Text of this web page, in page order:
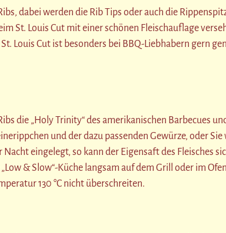
dabei werden die Rib Tips oder auch die
St. Louis Cut mit einer schönen Fleischauflage
Louis Cut ist besonders bei BBQ-Liebhabern gern
die „Holy Trinity“ des amerikanischen Barbecues
und der dazu passenden Gewürze, oder
eingelegt, so kann der Eigensaft des Fleisches
& Slow“-Küche langsam auf dem Grill oder im
130 °C nicht überschreiten.